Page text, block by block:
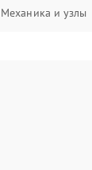
Механика и узлы